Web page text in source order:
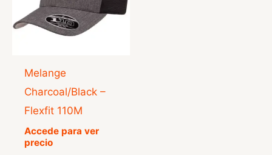
Melange
Charcoal/Black –
Flexfit 110M
Accede para ver
precio